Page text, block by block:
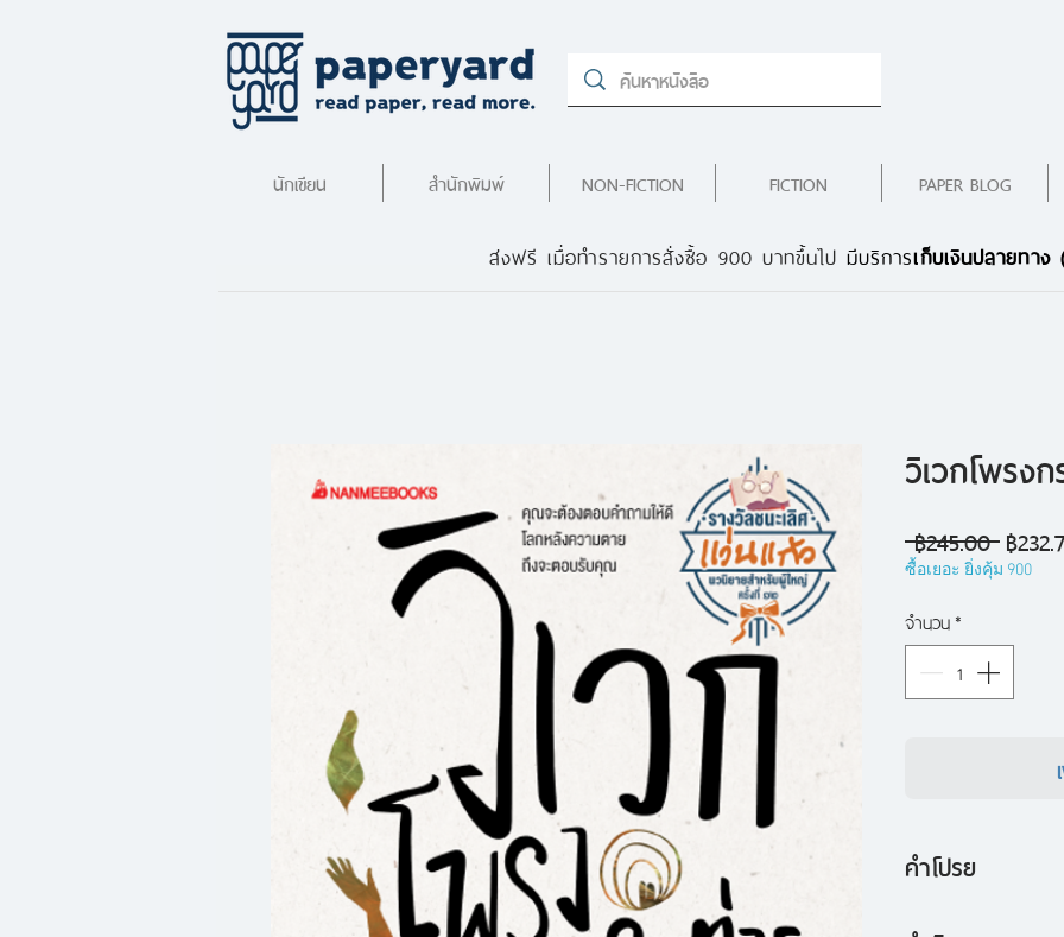
นักเขียน สำนักพิมพ์ NON-FICTION FICTION PAPER BLOG
วิเวกโพรง
฿245.00 ราคา
ปกติ
฿
ซื้อเยอะ ยิ่งคุ้ม 900
จำนวน*
คำโปรย
หนังสือ "วิเวกโพรง
ส่งฟรี เมื่อทำรายการสั่งซื้อ 900 บาทขึ้นไป มีบริการเก็บเงินปลายทาง